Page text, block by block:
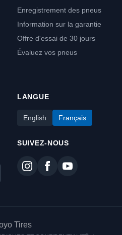
Enregistrement des pneus
Information sur la garantie
Offre d'essai de 30 jours
Évaluez vos pneus
LANGUE
English Français
SUIVEZ-NOUS